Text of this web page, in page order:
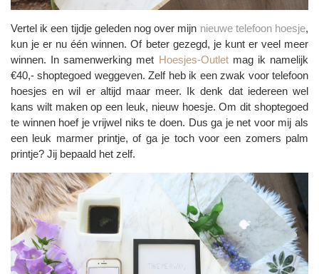
Vertel ik een tijdje geleden nog over mijn nieuwe telefoon hoesje,
kun je er nu één winnen. Of beter gezegd, je kunt er veel meer
winnen. In samenwerking met Hoesjes-Outlet mag ik namelijk
€40,- shoptegoed weggeven. Zelf heb ik een zwak voor telefoon
hoesjes en wil er altijd maar meer. Ik denk dat iedereen wel
kans wilt maken op een leuk, nieuw hoesje. Om dit shoptegoed
te winnen hoef je vrijwel niks te doen. Dus ga je net voor mij als
een leuk marmer printje, of ga je toch voor een zomers palm
printje? Jij bepaald het zelf.